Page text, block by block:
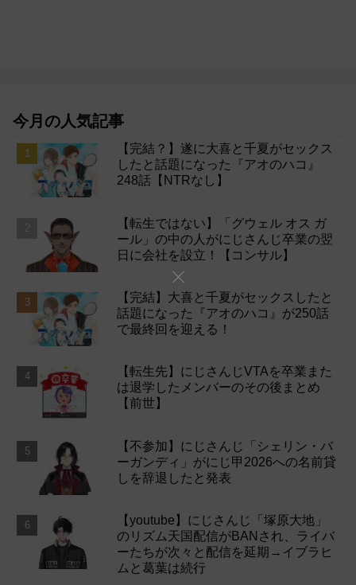
今月の人気記事
【完結？】遂に大喜と千夏がセックス
したと話題になった『アオのハコ』
248話【NTRなし】
【転生ではない】「グウェル オス ガ
ール」の中の人がにじさんじ卒業の翌
日に会社を設立！【コンサル】
【完結】大喜と千夏がセックスしたと
話題になった『アオのハコ』が250話
で最終回を迎える！
【転生先】にじさんじVTAを卒業また
は退学したメンバーのその後まとめ
【前世】
【不参加】にじさんじ「シェリン・バ
ーガンディ」がにじ甲2026への名前貸
しを辞退したと発表
【youtube】にじさんじ「塚原大地」
のリズム天国配信がBANされ、ライバ
ーたちが次々と配信を延期→イブラヒ
ムと葛葉は続行